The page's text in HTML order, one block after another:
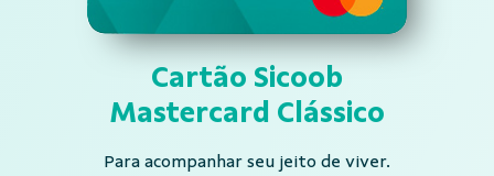
Cartão Sicoob
Mastercard Clássico
Para acompanhar seu jeito de viver.